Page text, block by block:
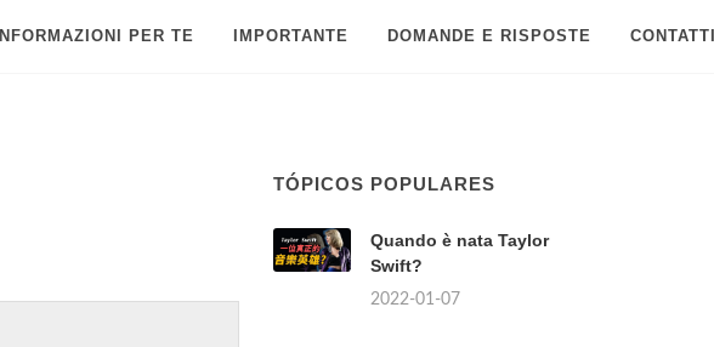
INFORMAZIONI PER TE IMPORTANTE DOMANDE E RISPOSTE
TÓPICOS POPULARES
Quando è nata Taylor
Swift?
2022-01-07